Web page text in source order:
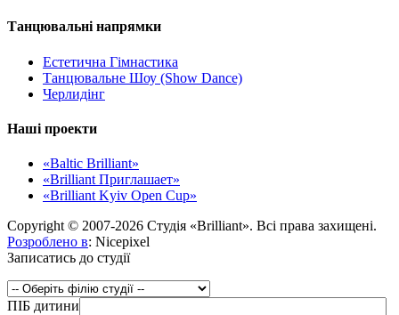
Танцювальні напрямки
Естетична Гімнастика
Танцювальне Шоу (Show Dance)
Черлидінг
Наші проекти
«Baltic Brilliant»
«Brilliant Приглашает»
«Brilliant Kyiv Open Cup»
Copyright © 2007-2026 Студія «Brilliant». Всі права захищені.
Розроблено в: Nicepixel
Записатись до студії
ПІБ дитини